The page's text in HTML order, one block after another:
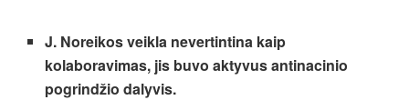
J. Noreikos veikla nevertintina kaip
kolaboravimas, jis buvo aktyvus antinacinio
pogrindžio dalyvis.